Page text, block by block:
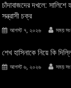
চাঁদাবাজদের দখলে: সালিশে
সন্ত্রাসী চক্র
আগস্ট ৭, ২০২৬ সময়
শেখ হাসিনাকে নিয়ে কি
আগস্ট ৬, ২০২৬ সময়